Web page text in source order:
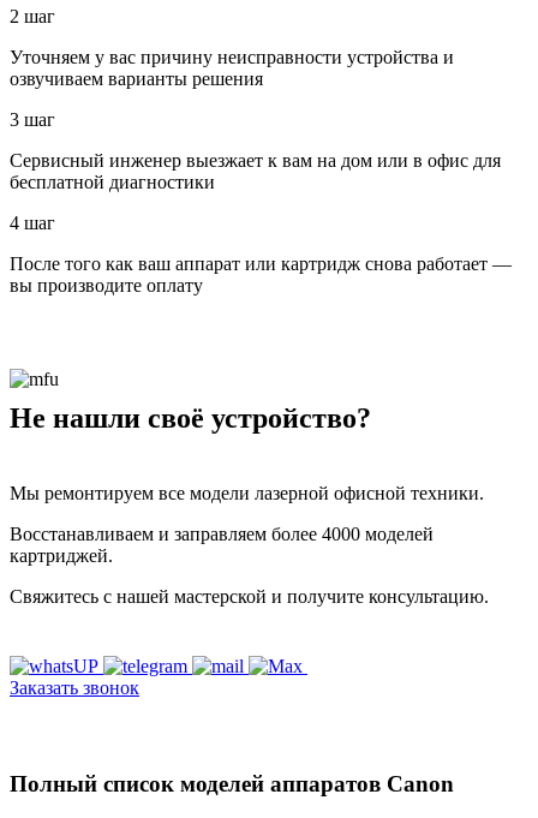
2 шаг
Уточняем у вас причину неисправности устройства и
озвучиваем варианты решения
3 шаг
Сервисный инженер выезжает к вам на дом или в офис для
бесплатной диагностики
4 шаг
После того как ваш аппарат или картридж снова работает —
вы производите оплату
Не нашли своё устройство?
Мы ремонтируем все модели лазерной офисной техники.
Восстанавливаем и заправляем более 4000 моделей
картриджей.
Свяжитесь с нашей мастерской и получите консультацию.
Заказать звонок
Полный список моделей аппаратов Canon